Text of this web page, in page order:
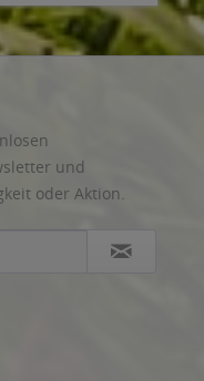
Elxleben,
Brüheim,
und
oder Aktion.